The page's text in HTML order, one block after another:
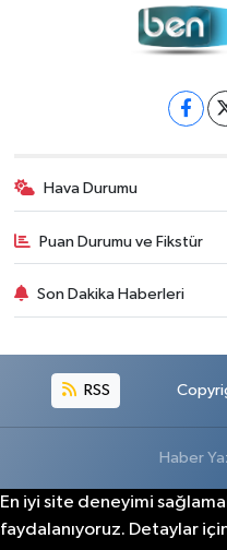
Hava Durumu
Puan Durumu ve Fikstür
Son Dakika Haberleri
RSS
Haber
En iyi site deneyimi
faydalanıyoruz. Detaylar